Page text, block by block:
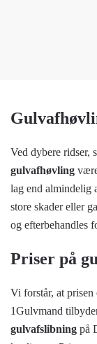
Ved dybere ridser,
gulvafhøvling
lag end almindelig
store skader eller
og efterbehandles
Priser på
Vi forstår, at
1Gulvmand
gulvafslibning på